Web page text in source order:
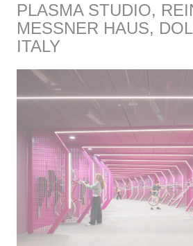
PLASMA STUDIO,
MESSNER HAUS,
ITALY